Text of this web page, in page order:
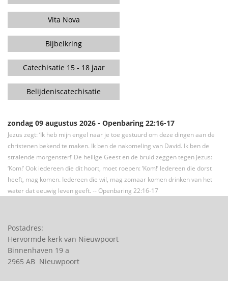
Vita Nova
Bijbelkring
Catechisatie 15 - 18 jaar
Belijdeniscatechisatie
zondag 09 augustus 2026 - Openbaring 22:16-17
Jezus zegt: ‘Ik heb mijn engel naar je toe gestuurd om deze dingen aan de
christenen bekend te maken. Ik ben de nakomeling van David. Ik ben de
stralende morgenster!’ De heilige Geest en de bruid zeggen tegen Jezus:
‘Kom!’ Ook iedereen die dit hoort, moet roepen: ‘Kom!’ Iedereen die dorst
heeft, mag komen. Iedereen die wil, mag zomaar komen drinken van het
water dat eeuwig leven geeft. -- Openbaring 22:16-17
Postadres:
Hervormde kerk van Nieuwpoort
Binnenhaven 19 a
2965 AB Nieuwpoort